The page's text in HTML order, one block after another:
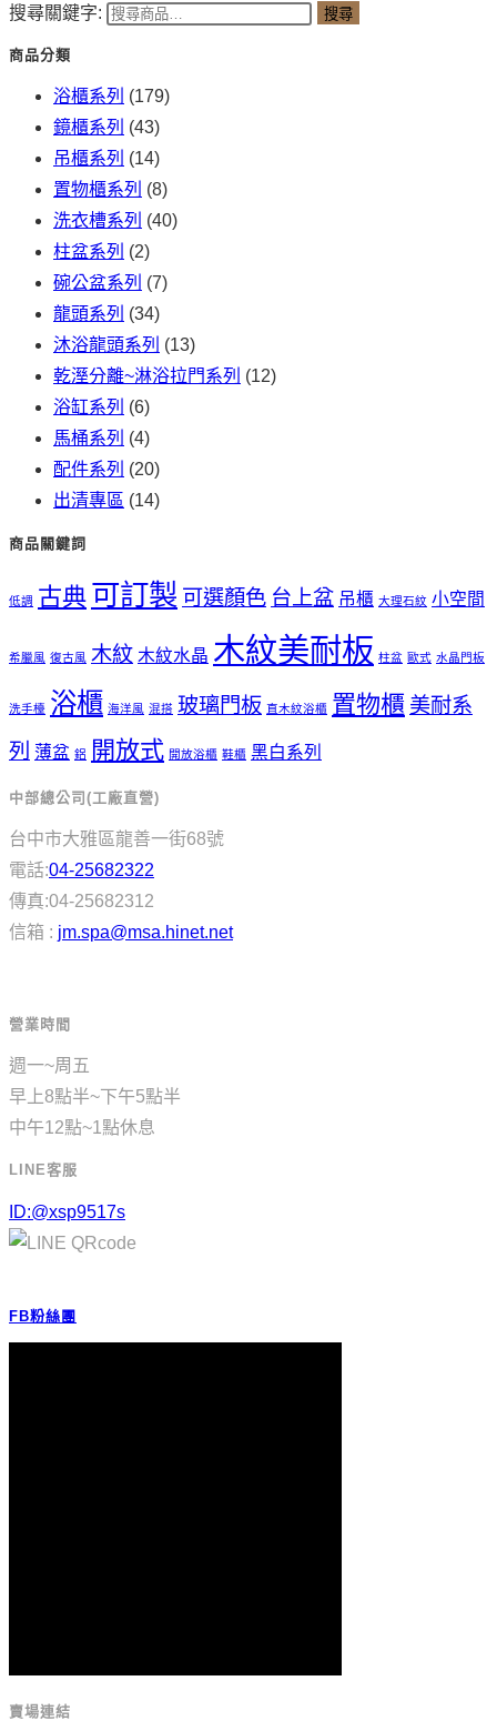
搜尋關鍵字: 搜尋
商品分類
浴櫃系列 (179)
鏡櫃系列 (43)
吊櫃系列 (14)
置物櫃系列 (8)
洗衣槽系列 (40)
柱盆系列 (2)
碗公盆系列 (7)
龍頭系列 (34)
沐浴龍頭系列 (13)
乾溼分離~淋浴拉門系列 (12)
浴缸系列 (6)
馬桶系列 (4)
配件系列 (20)
出清專區 (14)
商品關鍵詞
低調 古典 可訂製 可選顏色 台上盆 吊櫃 大理石紋 小空間
希臘風 復古風 木紋 木紋水晶 木紋美耐板 柱盆 歐式 水晶門板
洗手檯 浴櫃 海洋風 混搭 玻璃門板 直木紋浴櫃 置物櫃 美耐系
列 薄盆 鋁 開放式 開放浴櫃 鞋櫃 黑白系列
中部總公司(工廠直營)
台中市大雅區龍善一街68號
電話:04-25682322
傳真:04-25682312
信箱 : jm.spa@msa.hinet.net
營業時間
週一~周五
早上8點半~下午5點半
中午12點~1點休息
LINE客服
ID:@xsp9517s
FB粉絲團
賣場連結